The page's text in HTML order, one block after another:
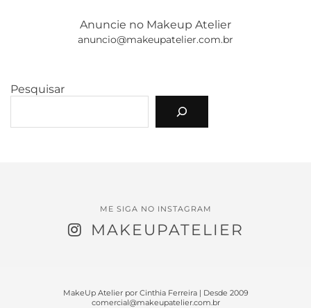
Anuncie no Makeup Atelier
anuncio@makeupatelier.com.br
Pesquisar
ME SIGA NO INSTAGRAM
MAKEUPATELIER
MakeUp Atelier por Cinthia Ferreira | Desde 2009
comercial@makeupatelier.com.br